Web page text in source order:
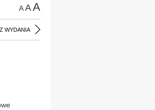
AAA
WYDANIA